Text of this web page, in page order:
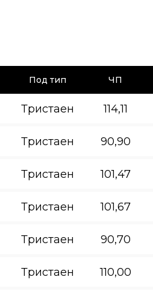
Под тип ЧП
Тристаен 114,11
Тристаен 90,90
Тристаен 101,47
Тристаен 101,67
Тристаен 90,70
Тристаен 110,00